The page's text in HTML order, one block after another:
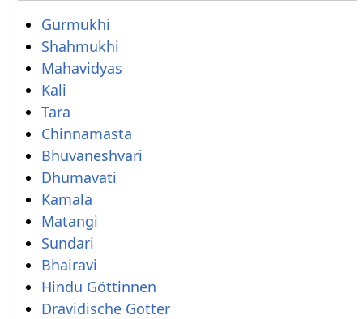
Gurmukhi
Shahmukhi
Mahavidyas
Kali
Tara
Chinnamasta
Bhuvaneshvari
Dhumavati
Kamala
Matangi
Sundari
Bhairavi
Hindu Göttinnen
Dravidische Götter